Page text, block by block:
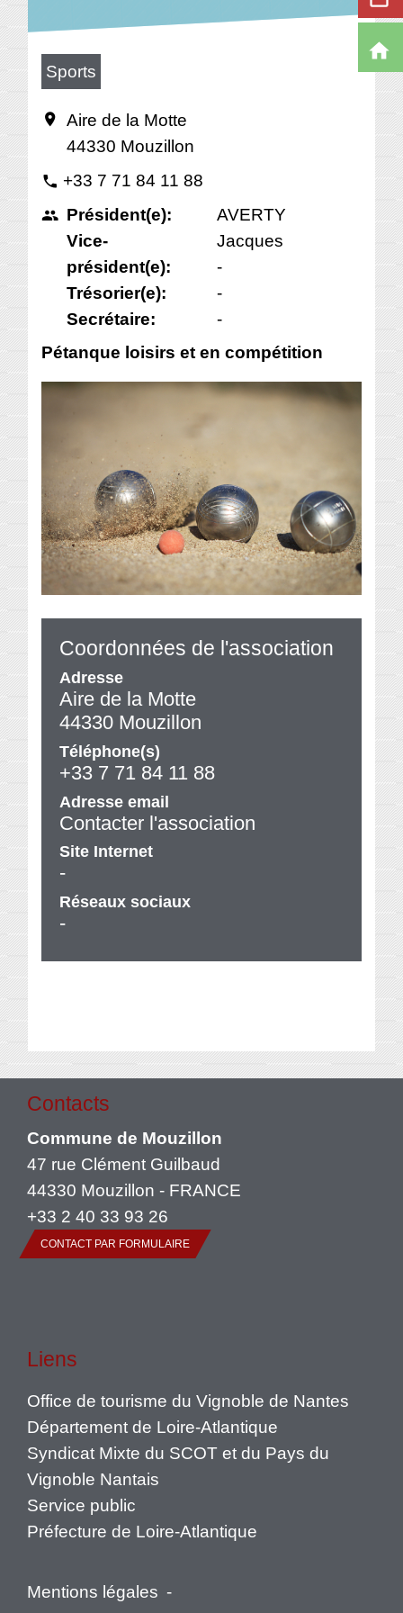
Sports
location_on
Aire de la Motte
44330 Mouzillon
phone +33 7 71 84 11 88
people Président(e):
Vice-
président(e):
Trésorier(e):
Secrétaire:
AVERTY
Jacques
-
-
-
Pétanque loisirs et en compétition
Coordonnées de l'association
Adresse
Aire de la Motte
44330 Mouzillon
Téléphone(s)
+33 7 71 84 11 88
Adresse email
Contacter l'association
Site Internet
-
Réseaux sociaux
-
home
Contacts
Commune de Mouzillon
47 rue Clément Guilbaud
44330 Mouzillon - FRANCE
+33 2 40 33 93 26
CONTACT PAR FORMULAIRE
Liens
Office de tourisme du Vignoble de Nantes
Département de Loire-Atlantique
Syndicat Mixte du SCOT et du Pays du
Vignoble Nantais
Service public
Préfecture de Loire-Atlantique
Mentions légales -